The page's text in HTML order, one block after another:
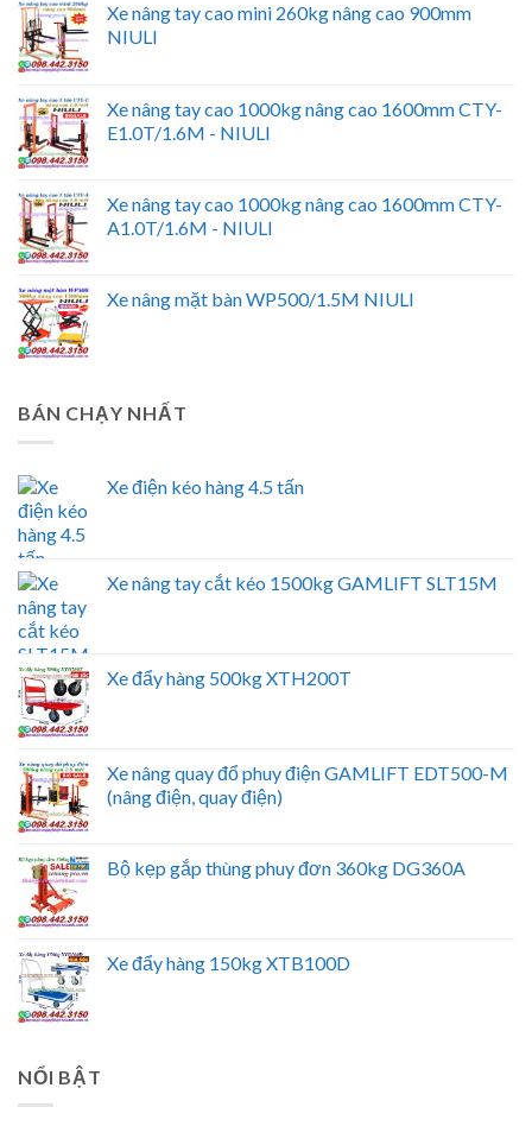
Xe nâng tay cao mini 260kg nâng cao 900mm
NIULI
Xe nâng tay cao 1000kg nâng cao 1600mm CTY-
E1.0T/1.6M - NIULI
Xe nâng tay cao 1000kg nâng cao 1600mm CTY-
A1.0T/1.6M - NIULI
Xe nâng mặt bàn WP500/1.5M NIULI
BÁN CHẠY NHẤT
Xe điện kéo hàng 4.5 tấn
Xe nâng tay cắt kéo 1500kg GAMLIFT SLT15M
Xe đẩy hàng 500kg XTH200T
Xe nâng quay đổ phuy điện GAMLIFT EDT500-M
(nâng điện, quay điện)
Bộ kẹp gắp thùng phuy đơn 360kg DG360A
Xe đẩy hàng 150kg XTB100D
NỔI BẬT